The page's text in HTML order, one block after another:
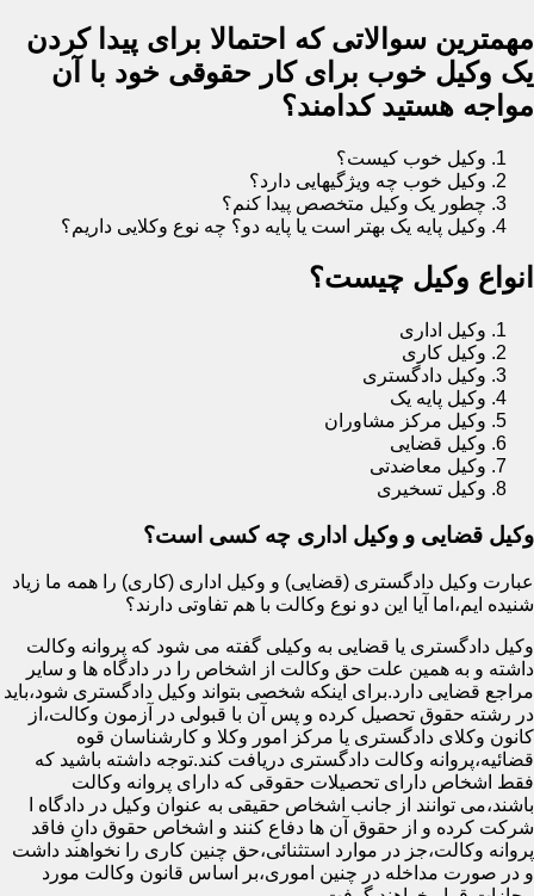
مهمترین سوالاتی که احتمالا برای پیدا کردن
یک وکیل خوب برای کار حقوقی خود با آن
مواجه هستید کدامند؟
وکیل خوب کیست؟
وکیل خوب چه ویژگیهایی دارد؟
چطور یک وکیل متخصص پیدا کنم؟
وکیل پایه یک بهتر است یا پایه دو؟ چه نوع وکلایی داریم؟
انواع وکیل چیست؟
وکیل اداری
وکیل کاری
وکیل دادگستری
وکیل پایه یک
وکیل مرکز مشاوران
وکیل قضایی
وکیل معاضدتی
وکیل تسخیری
وکیل قضایی و وکیل اداری چه کسی است؟
عبارت وکیل دادگستری (قضایی) و وکیل اداری (کاری) را همه ما زیاد
شنیده ایم،اما آیا این دو نوع وکالت با هم تفاوتی دارند؟
وکیل دادگستری یا قضایی به وکیلی گفته می شود که پروانه وکالت
داشته و به همین علت حق وکالت از اشخاص را در دادگاه ها و سایر
مراجع قضایی دارد.برای اینکه شخصی بتواند وکیل دادگستری شود،باید
در رشته حقوق تحصیل کرده و پس آن با قبولی در آزمون وکالت،از
کانون وکلای دادگستری یا مرکز امور وکلا و کارشناسان قوه
قضائیه،پروانه وکالت دادگستری دریافت کند.توجه داشته باشید که
فقط اشخاص دارای تحصیلات حقوقی که دارای پروانه وکالت
باشند،می توانند از جانب اشخاص حقیقی به عنوان وکیل در دادگاه ا
شرکت کرده و از حقوق آن ها دفاع کنند و اشخاص حقوق دانِ فاقد
پروانه وکالت،جز در موارد استثنائی،حق چنین کاری را نخواهند داشت
و در صورت مداخله در چنین اموری،بر اساس قانون وکالت مورد